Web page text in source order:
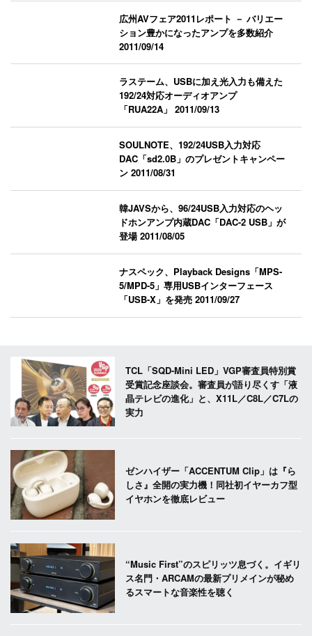
広州AVフェア2011レポート － バリエー
ション豊かになったアンプを多数紹介
2011/09/14
ラステーム、USBに加え光入力も備えた
192/24対応オーディオアンプ
「RUA22A」2011/09/13
SOULNOTE、192/24USB入力対応
DAC「sd2.0B」のプレゼントキャンペー
ン2011/08/31
韓JAVSから、96/24USB入力対応のヘッ
ドホンアンプ内蔵DAC「DAC-2 USB」が
登場2011/08/05
ナスペック、Playback Designs「MPS-
5/MPD-5」専用USBインターフェース
「USB-X」を発売2011/09/27
TCL「SQD-Mini LED」VGP審査員特別賞
受賞記念座談会。審査員が語り尽くす「液
晶テレビの進化」と、X11L／C8L／C7Lの
実力
ゼンハイザー「ACCENTUM Clip」は『ら
しさ』全開の実力機！同社初イヤーカフ型
イヤホンを徹底レビュー
“Music First”のスピリッツ息づく。イギリ
ス名門・ARCAMの最新プリメインが秘め
るスマートな音楽性を聴く